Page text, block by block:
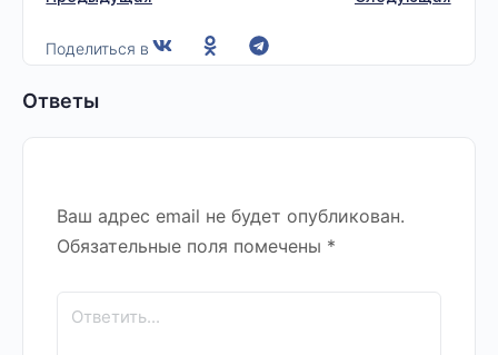
Поделиться в
Ответы
Ваш адрес email не будет опубликован.
Обязательные поля помечены *